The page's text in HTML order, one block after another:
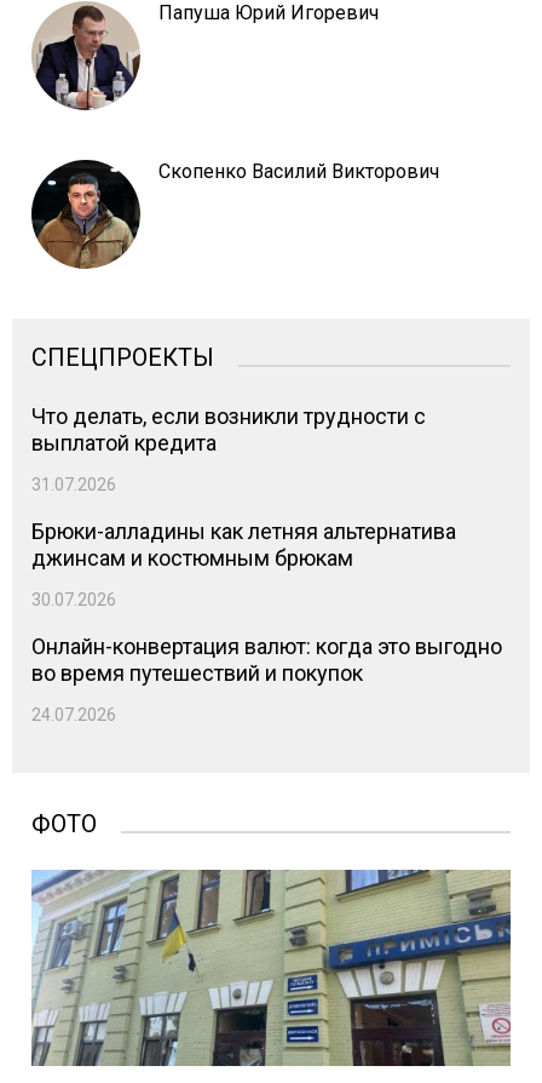
Папуша Юрий Игоревич
Скопенко Василий Викторович
СПЕЦПРОЕКТЫ
Что делать, если возникли трудности с
выплатой кредита
31.07.2026
Брюки-алладины как летняя альтернатива
джинсам и костюмным брюкам
30.07.2026
Онлайн-конвертация валют: когда это выгодно
во время путешествий и покупок
24.07.2026
ФОТО